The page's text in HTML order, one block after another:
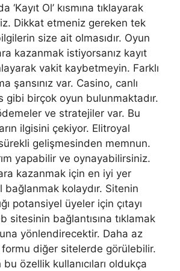
‘Kayıt Ol’ kısmına tıklayarak
Dikkat etmeniz gereken tek
size ait olmasıdır. Oyun
kazanmak istiyorsanız kayıt
vakit kaybetmeyin. Farklı
şansınız var. Casino, canlı
gibi birçok oyun bulunmaktadır.
ve stratejiler var. Bu
ilgisini çekiyor. Elitroyal
gelişmesinden memnun.
yapabilir ve oynayabilirsiniz.
kazanmak için en iyi yer
bağlanmak kolaydır. Sitenin
potansiyel üyeler için çıtayı
sitesinin bağlantısına tıklamak
yönlendirecektir. Daha az
formu diğer sitelerde görülebilir.
özellik kullanıcıları oldukça